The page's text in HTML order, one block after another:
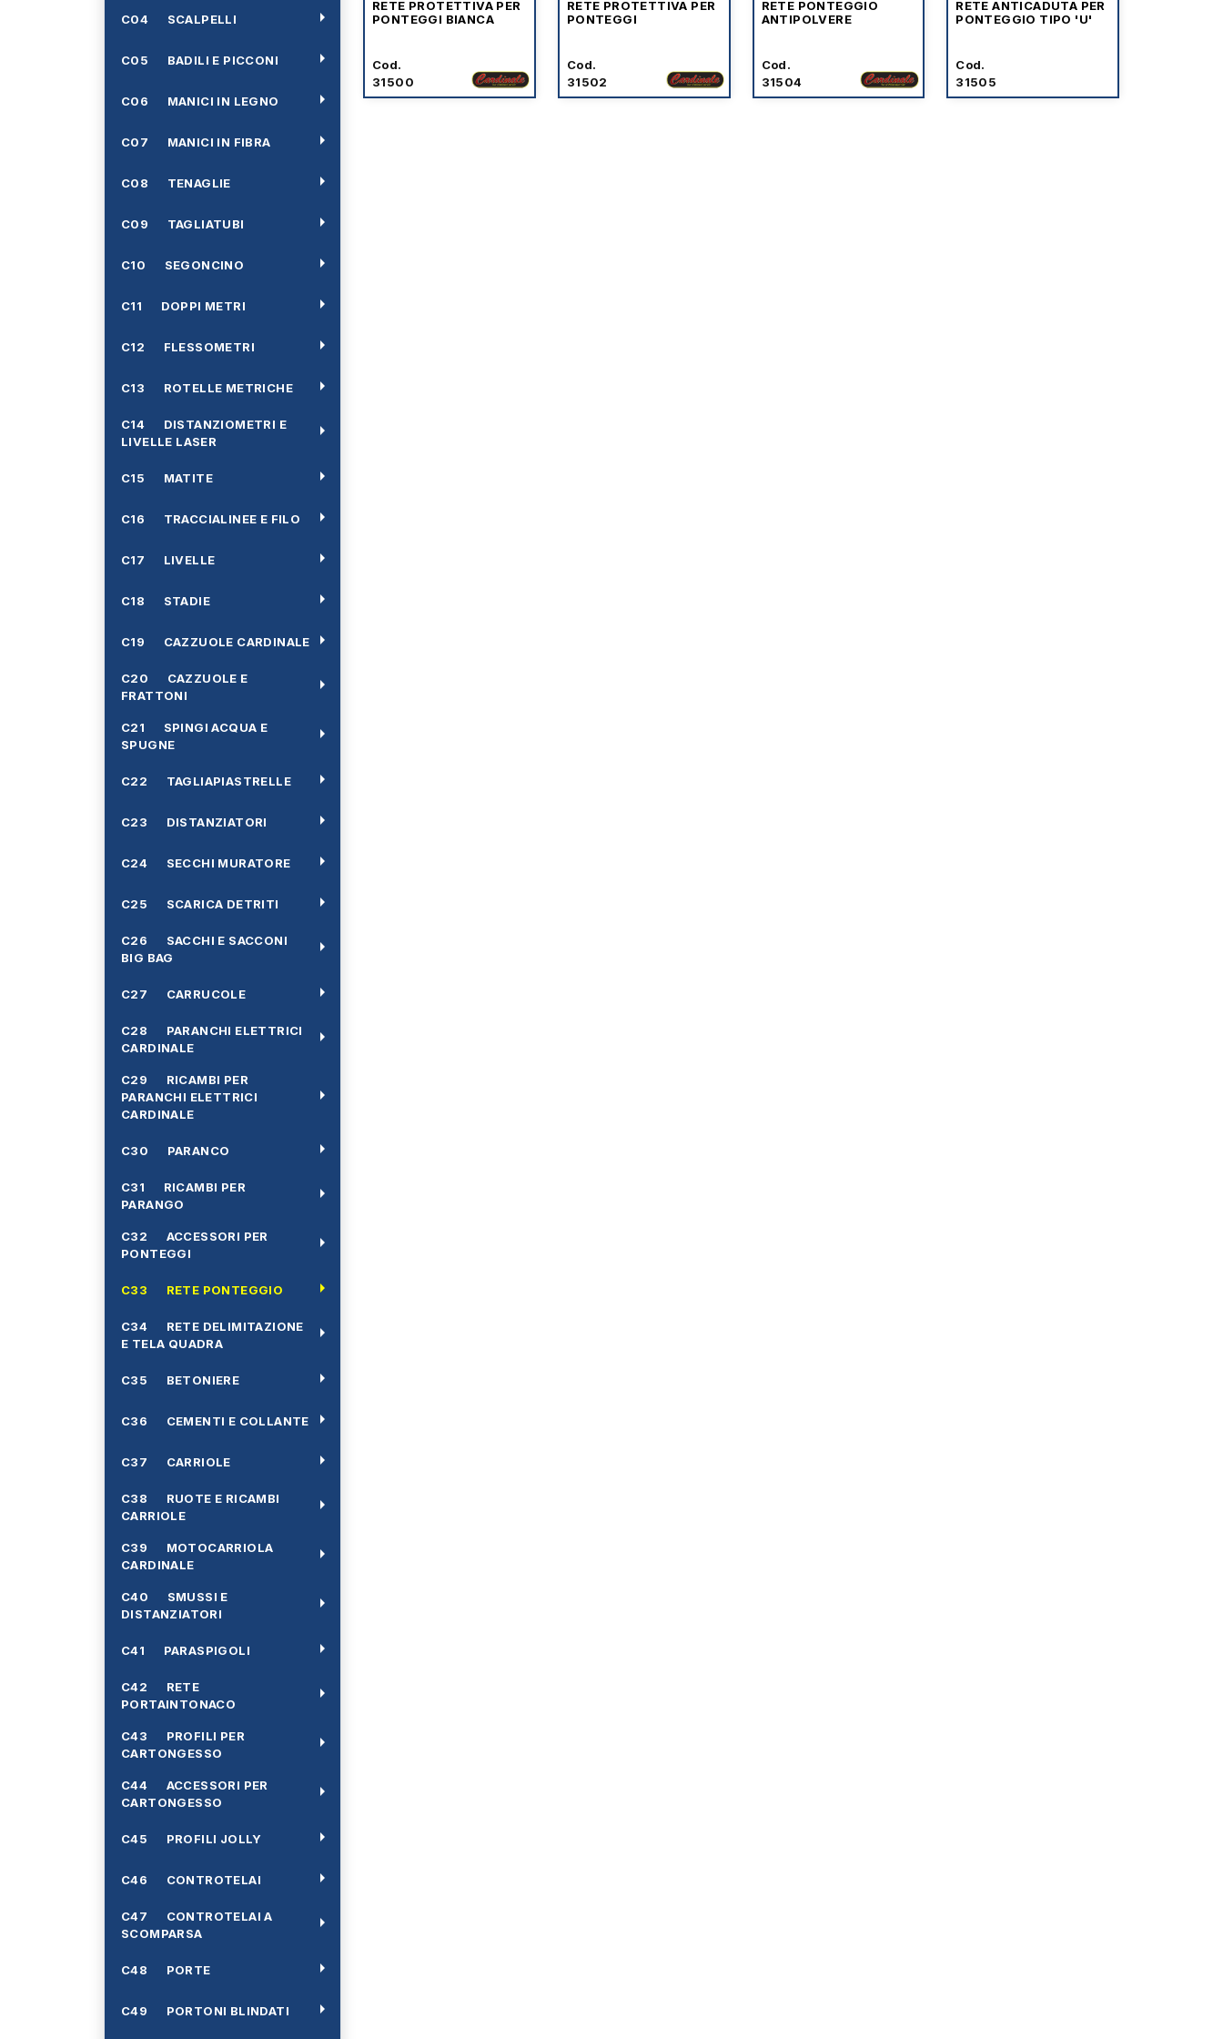
C04 SCALPELLI arrow_right
C05 BADILI E PICCONI arrow_right
C06 MANICI IN LEGNO arrow_right
C07 MANICI IN FIBRA arrow_right
C08 TENAGLIE arrow_right
C09 TAGLIATUBI arrow_right
C10 SEGONCINO arrow_right
C11 DOPPI METRI arrow_right
C12 FLESSOMETRI arrow_right
C13 ROTELLE METRICHE arrow_right
C14 DISTANZIOMETRI E
LIVELLE LASER
arrow_right
C15 MATITE arrow_right
C16 TRACCIALINEE E FILO arrow_right
C17 LIVELLE arrow_right
C18 STADIE arrow_right
C19 CAZZUOLE CARDINALE arrow_right
C20 CAZZUOLE E
FRATTONI
arrow_right
C21 SPINGI ACQUA E
SPUGNE
arrow_right
C22 TAGLIAPIASTRELLE arrow_right
C23 DISTANZIATORI arrow_right
C24 SECCHI MURATORE arrow_right
C25 SCARICA DETRITI arrow_right
C26 SACCHI E SACCONI
BIG BAG
arrow_right
C27 CARRUCOLE arrow_right
C28 PARANCHI ELETTRICI
CARDINALE
arrow_right
C29 RICAMBI PER
PARANCHI ELETTRICI
CARDINALE
arrow_right
C30 PARANCO arrow_right
C31 RICAMBI PER
PARANGO
arrow_right
C32 ACCESSORI PER
PONTEGGI
arrow_right
C33 RETE PONTEGGIO arrow_right
C34 RETE DELIMITAZIONE
E TELA QUADRA
arrow_right
C35 BETONIERE arrow_right
C36 CEMENTI E COLLANTE arrow_right
C37 CARRIOLE arrow_right
C38 RUOTE E RICAMBI
CARRIOLE
arrow_right
C39 MOTOCARRIOLA
CARDINALE
arrow_right
C40 SMUSSI E
DISTANZIATORI
arrow_right
C41 PARASPIGOLI arrow_right
C42 RETE
PORTAINTONACO
arrow_right
C43 PROFILI PER
CARTONGESSO
arrow_right
C44 ACCESSORI PER
CARTONGESSO
arrow_right
C45 PROFILI JOLLY arrow_right
C46 CONTROTELAI arrow_right
C47 CONTROTELAI A
SCOMPARSA
arrow_right
C48 PORTE arrow_right
C49 PORTONI BLINDATI arrow_right
RETE PROTETTIVA PER
PONTEGGI BIANCA
Cod.
31500
RETE PROTETTIVA PER
PONTEGGI
Cod.
31502
RETE PONTEGGIO
ANTIPOLVERE
Cod.
31504
RETE ANTICADUTA PER
PONTEGGIO TIPO 'U'
Cod.
31505